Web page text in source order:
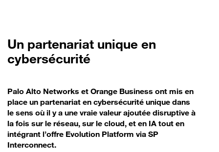
Un partenariat unique en
cybersécurité
Palo Alto Networks et Orange Business ont mis en
place un partenariat en cybersécurité unique dans
le sens où il y a une vraie valeur ajoutée disruptive à
la fois sur le réseau, sur le cloud, et en IA tout en
intégrant l’offre Evolution Platform via SP
Interconnect.